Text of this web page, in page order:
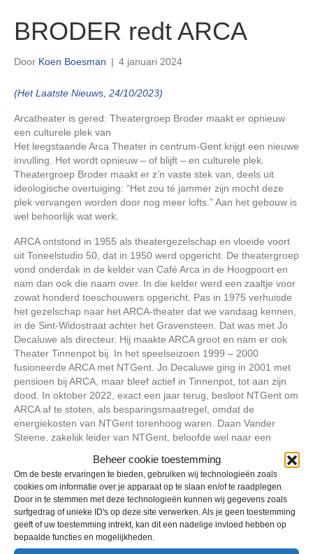
Beheer cookie toestemming
Om de beste ervaringen te bieden, gebruiken wij technologieën zoals
cookies om informatie over je apparaat op te slaan en/of te raadplegen.
Door in te stemmen met deze technologieën kunnen wij gegevens zoals
surfgedrag of unieke ID's op deze site verwerken. Als je geen toestemming
geeft of uw toestemming intrekt, kan dit een nadelige invloed hebben op
bepaalde functies en mogelijkheden.
BRODER redt ARCA
Door Koen Boesman | 4 januari 2024
(Het Laatste Nieuws, 24/10/2023)
Arcatheater is gered: Theatergroep Broder maakt er opnieuw
een culturele plek van
Het leegstaande Arca Theater in centrum-Gent krijgt een nieuwe
invulling. Het wordt opnieuw – of blijft – en culturele plek.
Theatergroep Broder maakt er z’n vaste stek van, deels uit
ideologische overtuiging: “Het zou té jammer zijn mocht deze
plek vervangen worden door nog meer lofts.” Aan het gebouw is
wel behoorlijk wat werk.
ARCA ontstond in 1955 als theatergezelschap en vloeide voort
uit Toneelstudio 50, dat in 1950 werd opgericht. De theatergroep
vond onderdak in de kelder van Café Arca in de Hoogpoort en
nam dan ook die naam over. In die kelder werd een zaaltje voor
zowat honderd toeschouwers opgericht. Pas in 1975 verhuisde
het gezelschap naar het ARCA-theater dat we vandaag kennen,
in de Sint-Widostraat achter het Gravensteen. Dat was met Jo
Decaluwe als directeur. Hij maakte ARCA groot en nam er ook
Theater Tinnenpot bij. In het speelseizoen 1999 – 2000
fusioneerde ARCA met NTGent. Jo Decaluwe ging in 2001 met
pensioen bij ARCA, maar bleef actief in Tinnenpot, tot aan zijn
dood. In oktober 2022, exact een jaar terug, besloot NTGent om
ARCA af te stoten, als besparingsmaatregel, omdat de
energiekosten van NTGent torenhoog waren. Daan Vander
Steene, zakelijk leider van NTGent, beloofde wel naar een
Deelplek
En die oplossing is er nu, onder de vorm van Theatergroep
Broder. Broder is een relatief nieuw gezelschap, en ook weer
niet. Het is een fusie van Theater Aardvork, Brussels
Experimental en tgvagevuur, en dus hebben ze wel bijna 20 jaar
ervaring op de teller.“Officieel huren we vanaf 1 januari”, zegt